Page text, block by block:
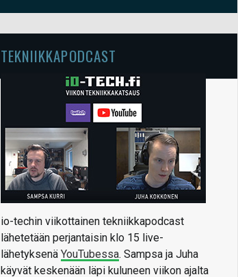
TEKNIIKKAPODCAST
io-techin viikottainen tekniikkapodcast
lähetetään perjantaisin klo 15 live-
lähetyksenä YouTubessa. Sampsa ja Juha
käyvät keskenään läpi kuluneen viikon ajalta